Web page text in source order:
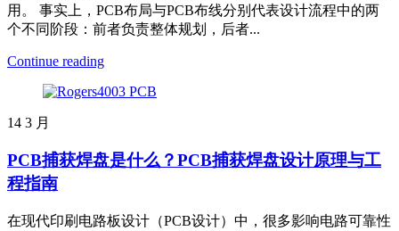
用。 事实上，PCB布局与PCB布线分别代表设计流程中的两
个不同阶段：前者负责整体规划，后者...
Continue reading
14 3 月
PCB捕获焊盘是什么？PCB捕获焊盘设计原理与工
程指南
在现代印刷电路板设计（PCB设计）中，很多影响电路可靠性